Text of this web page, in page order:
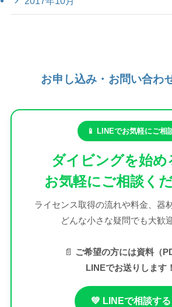
お申し込み・お問い合わ
📱 LINEでお気軽にご相
ダイビングを始め
お気軽にご相談く
ライセンス取得の流れや料金、器
どんな小さな疑問でも大歓
📄 ご希望の方には資料（
LINEでお送りします！
💚 LINEで相談する